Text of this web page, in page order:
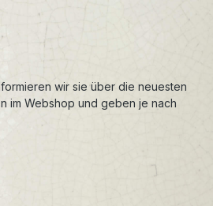
wir sie über die neuesten
im Webshop und geben je nach